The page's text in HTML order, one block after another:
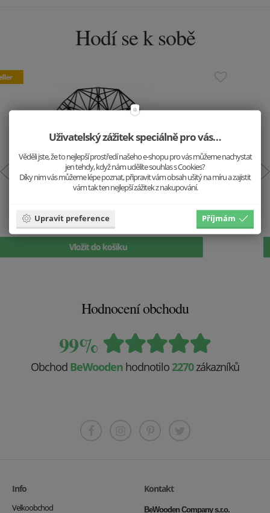
Hodí se k sobě
Vložit do košíku
Hodnocení obchodu
99%
Obchod BeWooden hodnotilo 2270zákazníků
Info
Velkoobchod
Kontakt
BeWooden Company s.r.o.
Uživatelský zážitek speciálně pro vás…
Věděli jste, že to nejlepší prostředí našeho e-shopu pro vás můžeme nachystat
jen tehdy, když nám udělíte souhlas s Cookies?
Díky nim vás můžeme lépe poznat, připravit vám obsah ušitý na míru a zajistit
vám tak ten nejlepší zážitek z nakupování.
Upravit preference Příjmám